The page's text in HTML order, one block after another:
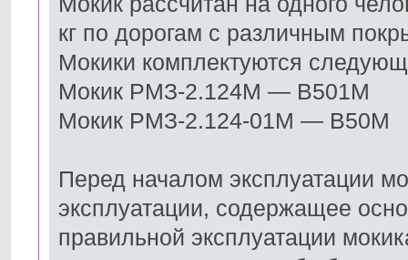
кг по дорогам с различным
Мокики комплектуются
Мокик РМЗ-2.124М — В501М
Мокик РМЗ-2.124-01М — В50М
Перед началом эксплуатации
эксплуатации, содержащее
правильной эксплуатации